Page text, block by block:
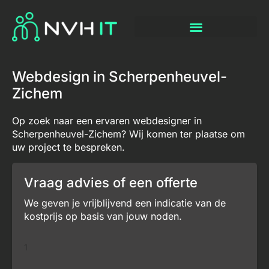
Webdesign in Scherpenheuvel-
Zichem
Op zoek naar een ervaren webdesigner in
Scherpenheuvel-Zichem? Wij komen ter plaatse om
uw project te bespreken.
Vraag advies of een offerte
We geven je vrijblijvend een indicatie van de
kostprijs op basis van jouw noden.